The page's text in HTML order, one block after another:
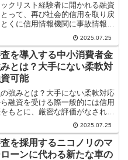
クリスト経験者に開かれる融資
って、再び社会的信用を取り戻
くに信用情報機関に事故情報が
リストに掲載された経...2025.07.25
を導入する中小消費者金
とは？大手にない柔軟対
可能
強みとは？大手にない柔軟対応
融資を受ける際一般的には信用
もとに、厳密な評価がなされま
の履歴がついてしまう...2025.07.25
を採用するニコノリのマ
ーンに代わる新たな車の